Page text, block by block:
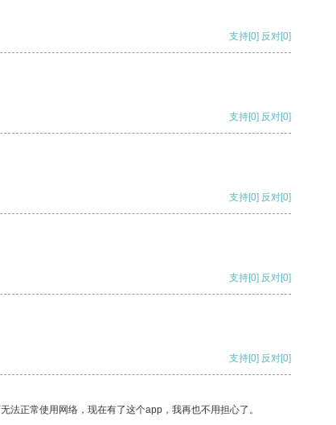
支持[0] 反对[0]
支持[0] 反对[0]
支持[0] 反对[0]
支持[0] 反对[0]
支持[0] 反对[0]
正常使用网络，现在有了这个app，我再也不用担心了。